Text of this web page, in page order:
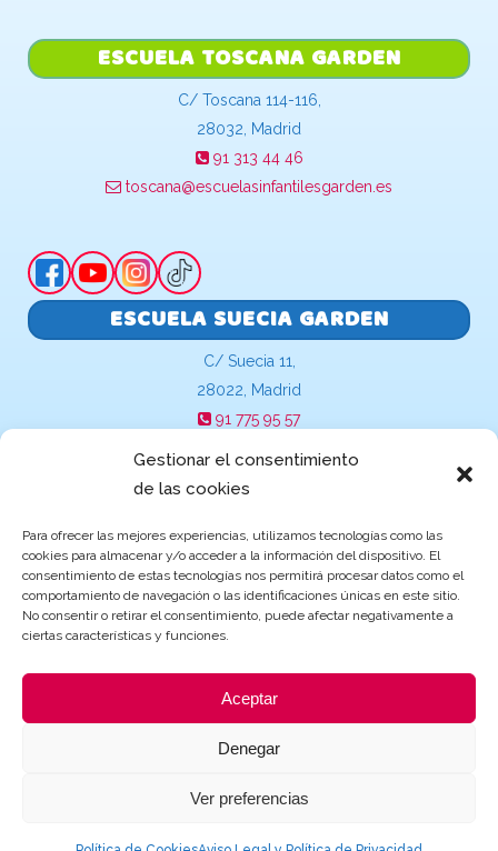
Gestionar el consentimiento
de las cookies
Para ofrecer las mejores experiencias, utilizamos tecnologías como las
cookies para almacenar y/o acceder a la información del dispositivo. El
consentimiento de estas tecnologías nos permitirá procesar datos como el
comportamiento de navegación o las identificaciones únicas en este sitio.
No consentir o retirar el consentimiento, puede afectar negativamente a
ciertas características y funciones.
Aceptar
Denegar
Ver preferencias
ESCUELA TOSCANA GARDEN
C/ Toscana 114-116,
28032, Madrid
91 313 44 46
toscana@escuelasinfantilesgarden.es
ESCUELA SUECIA GARDEN
C/ Suecia 11,
28022, Madrid
91 775 95 57
Becas y ayudas de Educación
Cookies
| Página creada por ProvidersWeb